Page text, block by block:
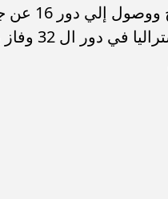
الفني